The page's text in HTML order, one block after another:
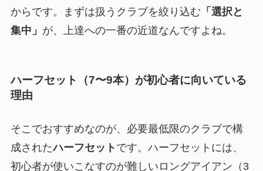
からです。まずは扱うクラブを絞り込む 「選択と
集中」 が、上達への一番の近道なんですよね。
ハーフセット（7〜9本）が初心者に向いている
理由
そこでおすすめなのが、必要最低限のクラブで構
成されたハーフセット です。ハーフセットには、
初心者が使いこなすのが難しいロングアイアン（3